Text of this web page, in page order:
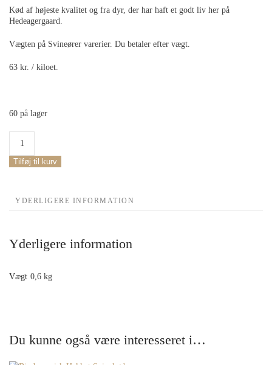
Kød af højeste kvalitet og fra dyr, der har haft et godt liv her på
Hedeagergaard.
Vægten på Svineører varerier. Du betaler efter vægt.
63 kr. / kiloet.
60 på lager
Svineører
antal
Tilføj til kurv
YDERLIGERE INFORMATION
Yderligere information
Vægt 0,6 kg
Du kunne også være interesseret i…